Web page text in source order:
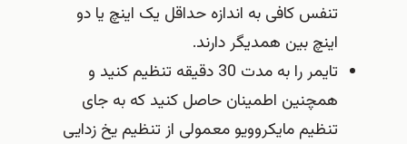
تنفس کافی به اندازه حداقل یک اینچ یا دو
اینچ بین همدیگر دارند.
تایمر را به مدت 30 دقیقه تنظیم کنید و
همچنین اطمینان حاصل کنید که به جای
تنظیم مایکروویو معمولی از تنظیم یخ زدایی